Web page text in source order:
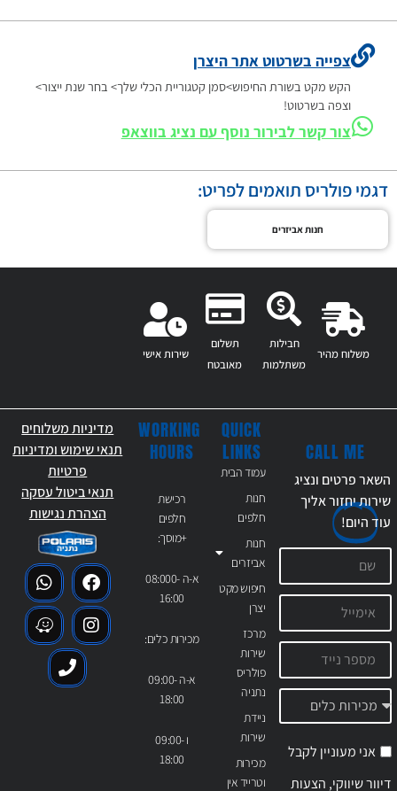
צפייה בשרטוט אתר היצרן
הקש מקט בשורת החיפוש>סמן קטגוריית הכלי שלך> בחר שנת ייצור>
וצפה בשרטוט!
צור קשר לבירור נוסף עם נציג בווצאפ
דגמי פולריס תואמים לפריט:
חנות אביזרים
משלוח מהיר
חבילות
משתלמות
תשלום
מאובטח
שירות אישי
QUICK
LINKS
עמוד הבית
חנות
חלפים
חנות
אביזרים
חיפוש מקט
יצרן
מרכז
שירות
פולריס
נתניה
ניידת
שירות
מכירות
וטרייד אין
WORKING
HOURS
רכישת
חלפים
+מוסך:
א-ה 08:000-
16:00
מכירות כלים:
א-ה 09:00-
18:00
ו 09:00-
18:00
CALL ME
השאר פרטים ונציג
שירות יחזור אליך
עודהיום!
אני מעוניין לקבל
דיוור שיווקי, הצעות
מדיניות משלוחים
תנאי שימוש ומדיניות
פרטיות
תנאי ביטול עסקה
הצהרת נגישות